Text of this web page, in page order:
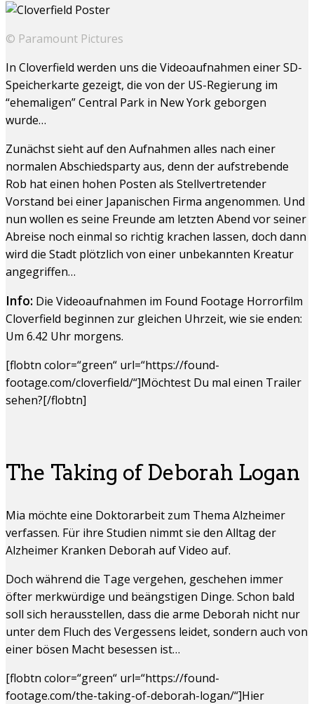
© Paramount Pictures
In Cloverfield werden uns die Videoaufnahmen einer SD-
Speicherkarte gezeigt, die von der US-Regierung im
“ehemaligen” Central Park in New York geborgen
wurde…
Zunächst sieht auf den Aufnahmen alles nach einer
normalen Abschiedsparty aus, denn der aufstrebende
Rob hat einen hohen Posten als Stellvertretender
Vorstand bei einer Japanischen Firma angenommen. Und
nun wollen es seine Freunde am letzten Abend vor seiner
Abreise noch einmal so richtig krachen lassen, doch dann
wird die Stadt plötzlich von einer unbekannten Kreatur
angegriffen…
Info: Die Videoaufnahmen im Found Footage Horrorfilm
Cloverfield beginnen zur gleichen Uhrzeit, wie sie enden:
Um 6.42 Uhr morgens.
[flobtn color=“green“ url=“https://found-
footage.com/cloverfield/“]Möchtest Du mal einen Trailer
sehen?[/flobtn]
The Taking of Deborah Logan
Mia möchte eine Doktorarbeit zum Thema Alzheimer
verfassen. Für ihre Studien nimmt sie den Alltag der
Alzheimer Kranken Deborah auf Video auf.
Doch während die Tage vergehen, geschehen immer
öfter merkwürdige und beängstigen Dinge. Schon bald
soll sich herausstellen, dass die arme Deborah nicht nur
unter dem Fluch des Vergessens leidet, sondern auch von
einer bösen Macht besessen ist…
[flobtn color=“green“ url=“https://found-
footage.com/the-taking-of-deborah-logan/“]Hier